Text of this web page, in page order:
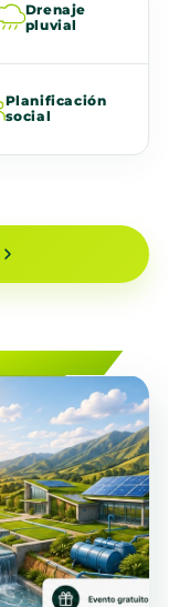
Drenaje
pluvial
Planificación
social